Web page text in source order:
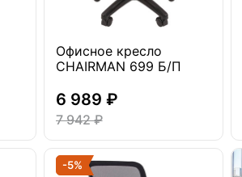
Офисное кресло
CHAIRMAN 699 Б/П
6 989 ₽
7 942 ₽
-5%